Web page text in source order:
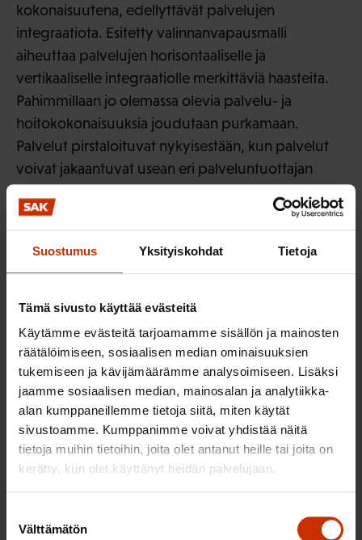
Suostumus Yksityiskohdat Tietoja
Tämä sivusto käyttää evästeitä
Käytämme evästeitä tarjoamamme sisällön ja mainosten
räätälöimiseen, sosiaalisen median ominaisuuksien
tukemiseen ja kävijämäärämme analysoimiseen. Lisäksi
jaamme sosiaalisen median, mainosalan ja analytiikka-
alan kumppaneillemme tietoja siitä, miten käytät
sivustoamme. Kumppanimme voivat yhdistää näitä
tietoja muihin tietoihin, joita olet antanut heille tai joita on
kerätty, kun olet käyttänyt heidän palvelujaan.
valinta
Välttämätön
kokonaisuutena, edellyttävät palvelujen
integraatiota. Esitetty valinnanvapausmalli
aiheuttaa palvelujen horisontaaliselle ja
vertikaaliselle integraatiolle merkittäviä haasteita.
Pahimmillaan jo olemassa olevia palvelu- ja
hoitokokonaisuuksia joudutaan purkamaan.
Palvelut pirstaloituvat nykyisestään, kun palvelut
voivat jakaantuvat usean eri palveluntuottajan
kesken.
Lisäksi malli voi kannustaa asiakkaiden
valikoimiseen ja ainakaan malli ei estä asiakkaiden
valikoimista. Tarvittava eri ammattilaisten sujuva
organisaatioissa. Lisäksi asiakassuunnitelma on
joustamaton tapa sopia yhteistyöstä eri tahojen
kesken, kun asiakkaan tilanne ja tarve muuttuu.
Palveluohjauksen rooli ja osaaminen asiakkaan
palvelutarpeesta neuvoteltaessa muodostuvat
tärkeäksi, kun mietitään asiakkaan tarpeita ja niihin
vastaamista.